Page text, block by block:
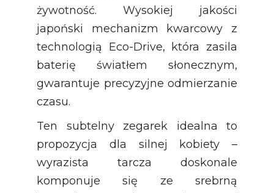
żywotność. Wysokiej jakości
japoński mechanizm kwarcowy z
technologią Eco-Drive, która zasila
baterię światłem słonecznym,
gwarantuje precyzyjne odmierzanie
czasu.
Ten subtelny zegarek idealna to
propozycja dla silnej kobiety –
wyrazista tarcza doskonale
komponuje się ze srebrną